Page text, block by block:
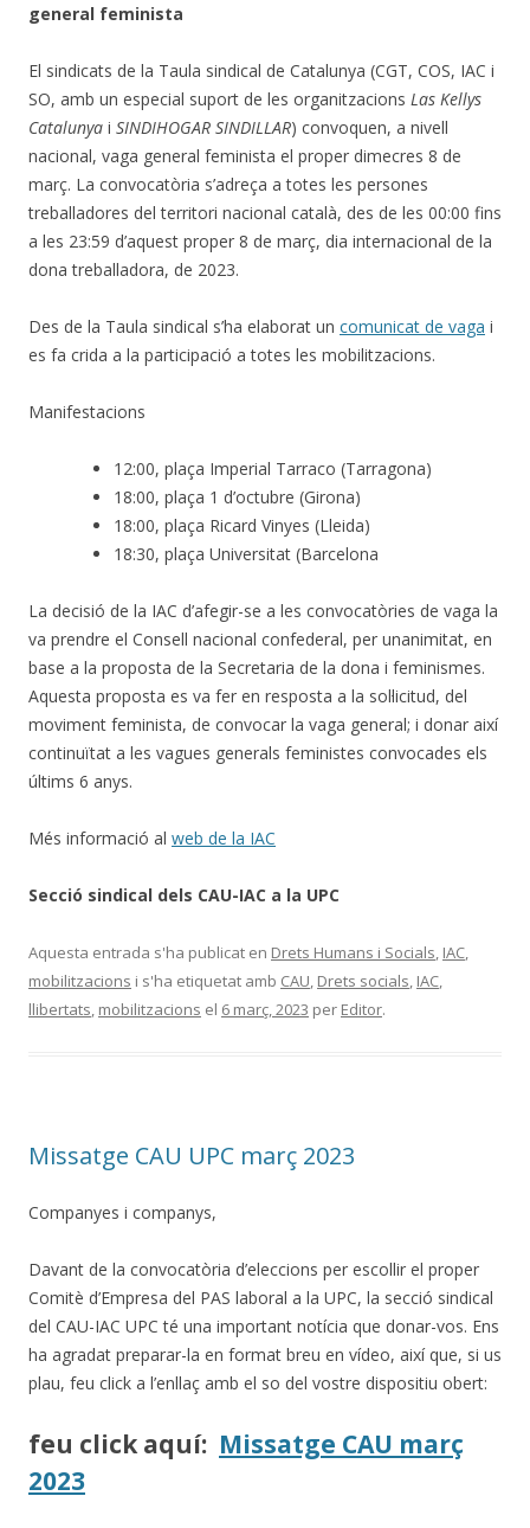
general feminista
El sindicats de la Taula sindical de Catalunya (CGT, COS, IAC i
SO, amb un especial suport de les organitzacions Las Kellys
Catalunya i SINDIHOGAR SINDILLAR) convoquen, a nivell
nacional, vaga general feminista el proper dimecres 8 de
març. La convocatòria s’adreça a totes les persones
treballadores del territori nacional català, des de les 00:00 fins
a les 23:59 d’aquest proper 8 de març, dia internacional de la
dona treballadora, de 2023.
Des de la Taula sindical s’ha elaborat un comunicat de vaga i
es fa crida a la participació a totes les mobilitzacions.
Manifestacions
12:00, plaça Imperial Tarraco (Tarragona)
18:00, plaça 1 d’octubre (Girona)
18:00, plaça Ricard Vinyes (Lleida)
18:30, plaça Universitat (Barcelona
La decisió de la IAC d’afegir-se a les convocatòries de vaga la
va prendre el Consell nacional confederal, per unanimitat, en
base a la proposta de la Secretaria de la dona i feminismes.
Aquesta proposta es va fer en resposta a la sol·licitud, del
moviment feminista, de convocar la vaga general; i donar així
continuïtat a les vagues generals feministes convocades els
últims 6 anys.
Més informació al web de la IAC
Secció sindical dels CAU-IAC a la UPC
Aquesta entrada s'ha publicat en Drets Humans i Socials IAC
mobilitzacions i s'ha etiquetat amb CAU Drets socials IAC
llibertats mobilitzacions el 6 març, 2023 per Editor.
Missatge CAU UPC març 2023
Companyes i companys,
Davant de la convocatòria d’eleccions per escollir el proper
Comitè d’Empresa del PAS laboral a la UPC, la secció sindical
del CAU-IAC UPC té una important notícia que donar-vos. Ens
ha agradat preparar-la en format breu en vídeo, així que, si us
plau, feu click a l’enllaç amb el so del vostre dispositiu obert:
feu click aquí: Missatge CAU març
2023